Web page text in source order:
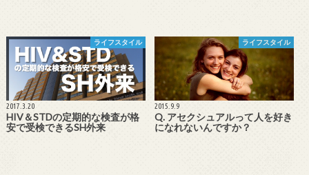
ライフスタイル
2017.3.20
HIV＆STDの定期的な検査が格
安で受検できるSH外来
ライフスタイル
2015.9.9
Q. アセクシュアルって人を好き
になれないんですか？